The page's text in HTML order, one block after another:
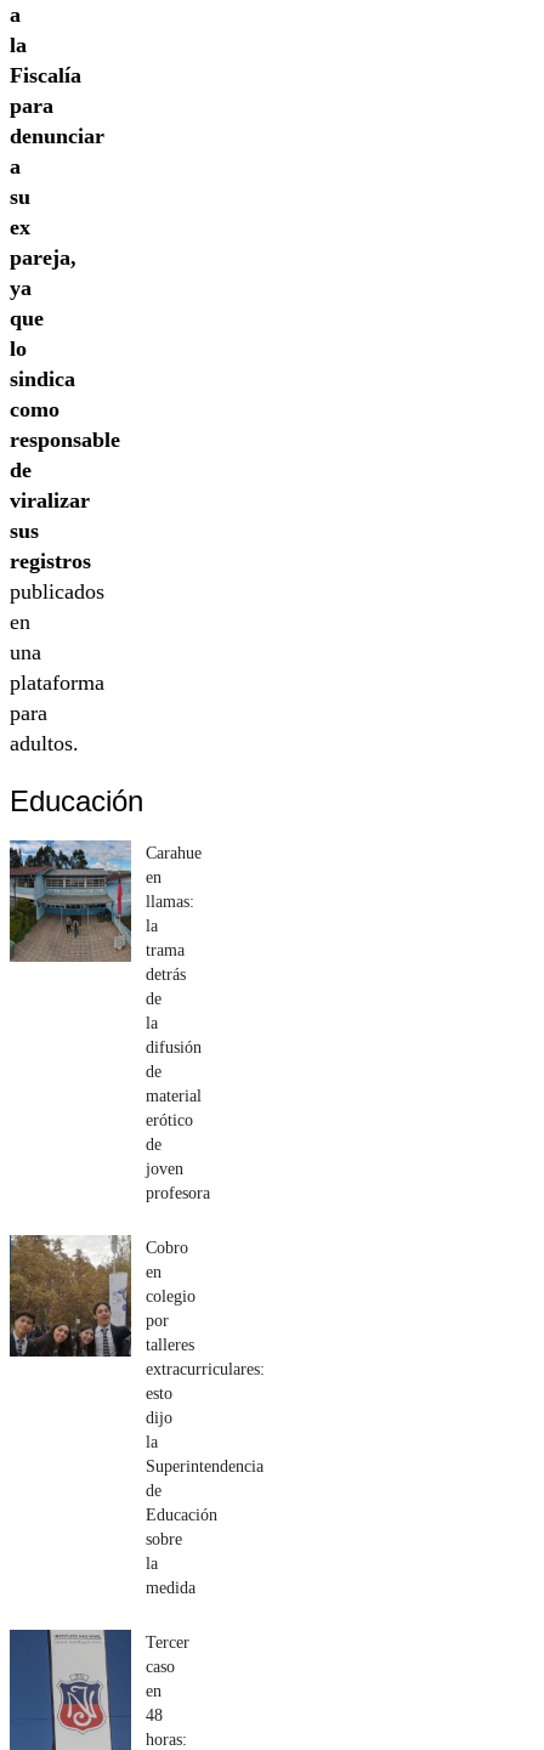
a
la
Fiscalía
para
denunciar
a
su
ex
pareja,
ya
que
lo
sindica
como
responsable
de
viralizar
sus
registros
publicados
en
una
plataforma
para
adultos.
Educación
Carahue
en
llamas:
la
trama
detrás
de
la
difusión
de
material
erótico
de
joven
profesora
Cobro
en
colegio
por
talleres
extracurriculares:
esto
dijo
la
Superintendencia
de
Educación
sobre
la
medida
Tercer
caso
en
48
horas: